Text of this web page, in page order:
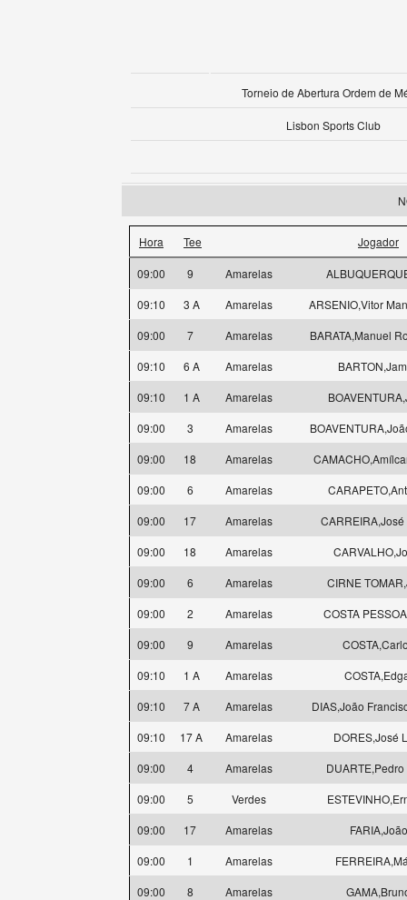
Torneio de Abertura Ordem de
Lisbon Sports Club
Hora Tee Jogador
09:00 9 Amarelas
09:10
3 A Amarelas
ARSENIO,Vitor
09:00
7 Amarelas
BARATA,Manuel
09:10
6 A Amarelas
09:10
1 A Amarelas
09:00
3 Amarelas
09:00
18 Amarelas
09:00
6 Amarelas
09:00
17 Amarelas
09:00
18 Amarelas
09:00
6 Amarelas
CIRNE
09:00
2 Amarelas
COSTA
09:00
9 Amarelas
09:10
1 A Amarelas
09:10
7 A Amarelas
DIAS,João
09:10
17 A Amarelas
DORES,José
09:00
4 Amarelas
09:00
5 Verdes
09:00
17 Amarelas
FARIA,João
09:00
1 Amarelas
09:00
8 Amarelas